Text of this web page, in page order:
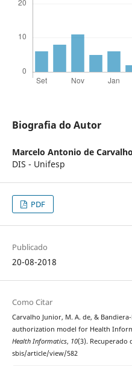
Biografia do Autor
Marcelo Antonio de
DIS - Unifesp
PDF
Publicado
20-08-2018
Como Citar
Carvalho Junior, M. A. de, &
authorization model for Health
Health Informatics, 10(3).
sbis/article/view/582